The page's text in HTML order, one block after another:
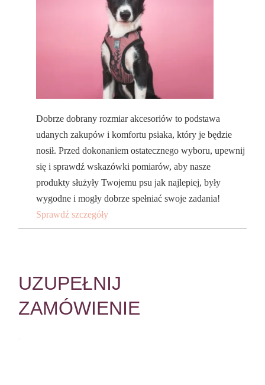
Dobrze dobrany rozmiar akcesoriów to podstawa
udanych zakupów i komfortu psiaka, który je będzie
nosił. Przed dokonaniem ostatecznego wyboru, upewnij
się i sprawdź wskazówki pomiarów, aby nasze
produkty służyły Twojemu psu jak najlepiej, były
wygodne i mogły dobrze spełniać swoje zadania!
Sprawdź szczegóły
UZUPEŁNIJ
ZAMÓWIENIE